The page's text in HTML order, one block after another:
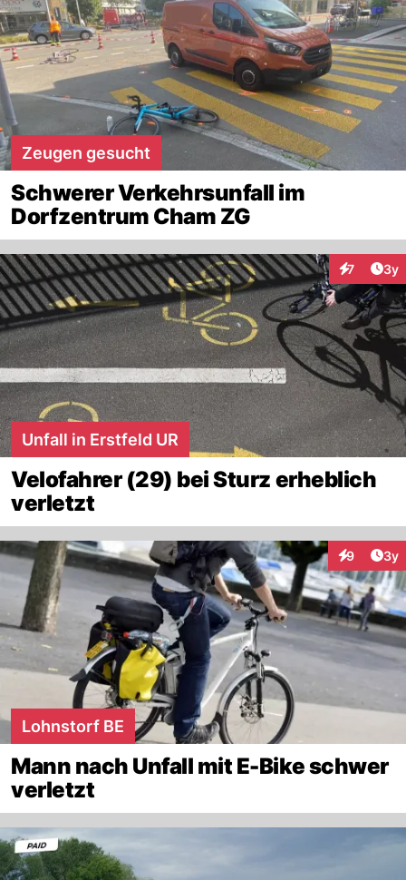
Zeugen gesucht
Schwerer Verkehrsunfall im
Dorfzentrum Cham ZG
7 3y
Unfall in Erstfeld UR
Velofahrer (29) bei Sturz erheblich
verletzt
9 3y
Lohnstorf BE
Mann nach Unfall mit E-Bike schwer
verletzt